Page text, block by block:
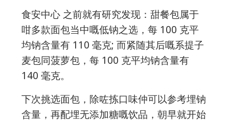
食安中心 之前就有研究发现：甜餐包属于
咁多款面包当中嘅低钠之选，每 100 克平
均钠含量有 110 毫克; 而紧随其后嘅系提子
麦包同菠萝包，每 100 克平均钠含量有
140 毫克。
下次挑选面包，除咗拣口味仲可以参考埋钠
含量，再配埋无添加糖嘅饮品，朝早就开始